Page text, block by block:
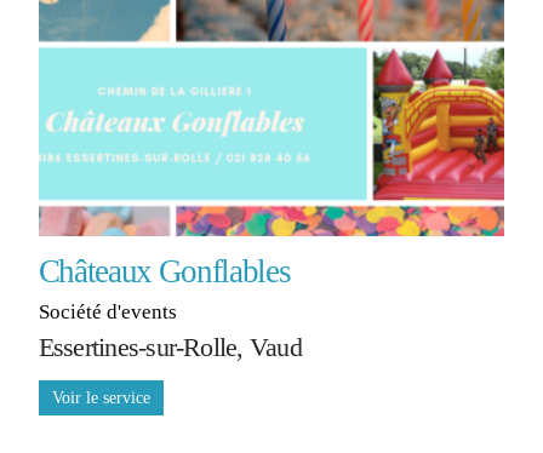
Châteaux Gonflables
Société d'events
Essertines-sur-Rolle, Vaud